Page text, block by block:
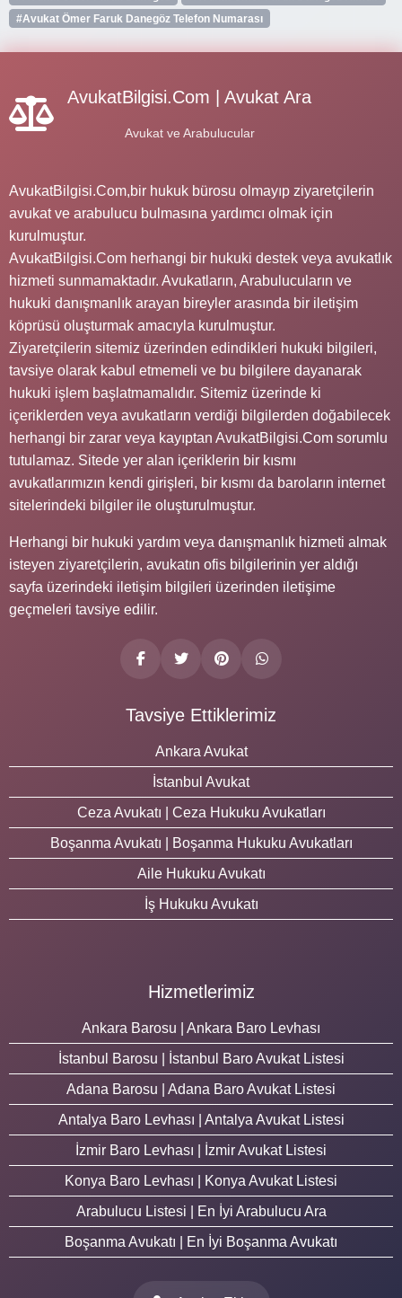
#Avukat Ömer Faruk Danegöz Telefon Numarası
AvukatBilgisi.Com | Avukat Ara
Avukat ve Arabulucular
AvukatBilgisi.Com,bir hukuk bürosu olmayıp ziyaretçilerin
avukat ve arabulucu bulmasına yardımcı olmak için
kurulmuştur.
AvukatBilgisi.Com herhangi bir hukuki destek veya avukatlık
hizmeti sunmamaktadır. Avukatların, Arabulucuların ve
hukuki danışmanlık arayan bireyler arasında bir iletişim
köprüsü oluşturmak amacıyla kurulmuştur.
Ziyaretçilerin sitemiz üzerinden edindikleri hukuki bilgileri,
tavsiye olarak kabul etmemeli ve bu bilgilere dayanarak
hukuki işlem başlatmamalıdır. Sitemiz üzerinde ki
içeriklerden veya avukatların verdiği bilgilerden doğabilecek
herhangi bir zarar veya kayıptan AvukatBilgisi.Com sorumlu
tutulamaz. Sitede yer alan içeriklerin bir kısmı
avukatlarımızın kendi girişleri, bir kısmı da baroların internet
sitelerindeki bilgiler ile oluşturulmuştur.
Herhangi bir hukuki yardım veya danışmanlık hizmeti almak
isteyen ziyaretçilerin, avukatın ofis bilgilerinin yer aldığı
sayfa üzerindeki iletişim bilgileri üzerinden iletişime
geçmeleri tavsiye edilir.
Tavsiye Ettiklerimiz
Ankara Avukat
İstanbul Avukat
Ceza Avukatı | Ceza Hukuku Avukatları
Boşanma Avukatı | Boşanma Hukuku Avukatları
Aile Hukuku Avukatı
İş Hukuku Avukatı
Hizmetlerimiz
Ankara Barosu | Ankara Baro Levhası
İstanbul Barosu | İstanbul Baro Avukat Listesi
Adana Barosu | Adana Baro Avukat Listesi
Antalya Baro Levhası | Antalya Avukat Listesi
İzmir Baro Levhası | İzmir Avukat Listesi
Konya Baro Levhası | Konya Avukat Listesi
Arabulucu Listesi | En İyi Arabulucu Ara
Boşanma Avukatı | En İyi Boşanma Avukatı